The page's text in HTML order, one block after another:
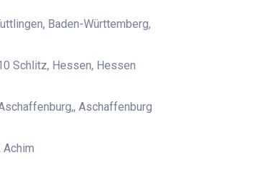
Baden-Württemberg,
Schlitz, Hessen, Hessen
Aschaffenburg
Achim